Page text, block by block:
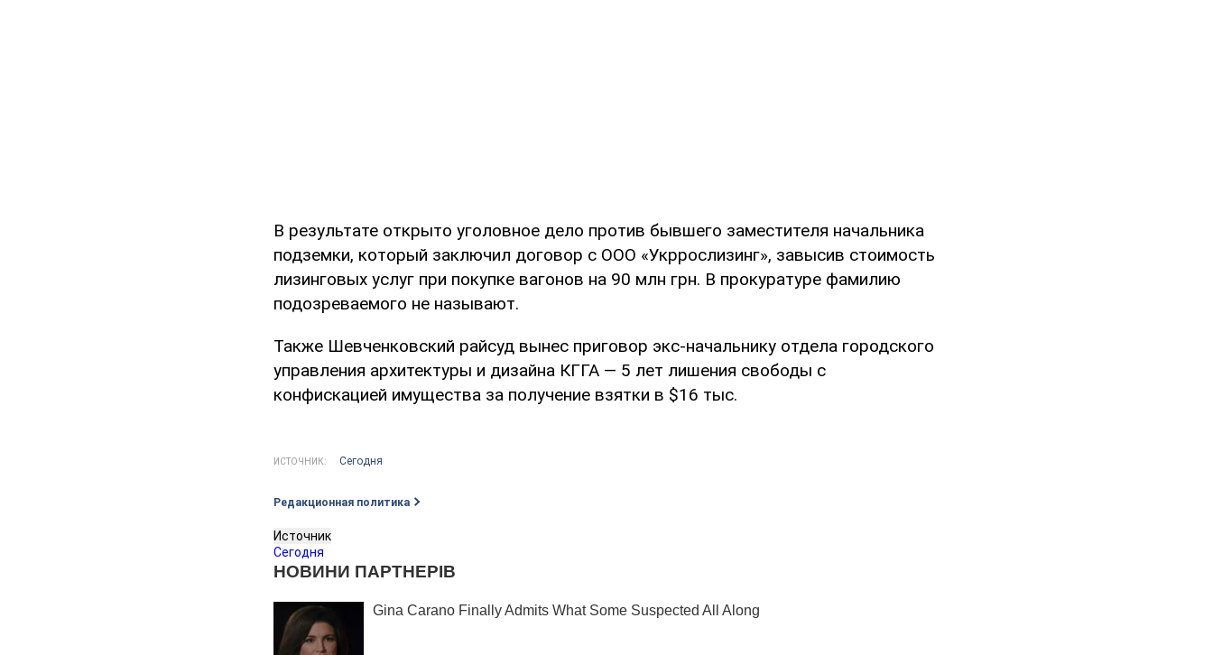
В результате открыто уголовное дело против бывшего заместителя начальника
подземки, который заключил договор с ООО «Укррослизинг», завысив стоимость
лизинговых услуг при покупке вагонов на 90 млн грн. В прокуратуре фамилию
подозреваемого не называют.
Также Шевченковский райсуд вынес приговор экс-начальнику отдела городского
управления архитектуры и дизайна КГГА — 5 лет лишения свободы с
конфискацией имущества за получение взятки в $16 тыс.
ИСТОЧНИК: Сегодня
Редакционная политика
Источник
Сегодня